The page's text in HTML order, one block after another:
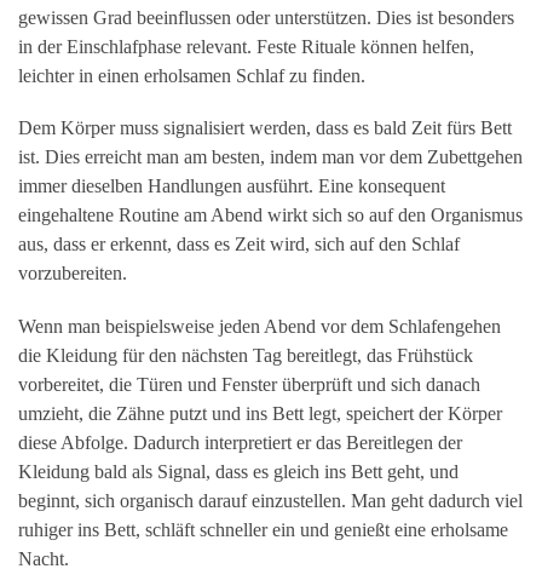
gewissen Grad beeinflussen oder unterstützen. Dies ist besonders
in der Einschlafphase relevant. Feste Rituale können helfen,
leichter in einen erholsamen Schlaf zu finden.
Dem Körper muss signalisiert werden, dass es bald Zeit fürs Bett
ist. Dies erreicht man am besten, indem man vor dem Zubettgehen
immer dieselben Handlungen ausführt. Eine konsequent
eingehaltene Routine am Abend wirkt sich so auf den Organismus
aus, dass er erkennt, dass es Zeit wird, sich auf den Schlaf
vorzubereiten.
Wenn man beispielsweise jeden Abend vor dem Schlafengehen
die Kleidung für den nächsten Tag bereitlegt, das Frühstück
vorbereitet, die Türen und Fenster überprüft und sich danach
umzieht, die Zähne putzt und ins Bett legt, speichert der Körper
diese Abfolge. Dadurch interpretiert er das Bereitlegen der
Kleidung bald als Signal, dass es gleich ins Bett geht, und
beginnt, sich organisch darauf einzustellen. Man geht dadurch viel
ruhiger ins Bett, schläft schneller ein und genießt eine erholsame
Nacht.